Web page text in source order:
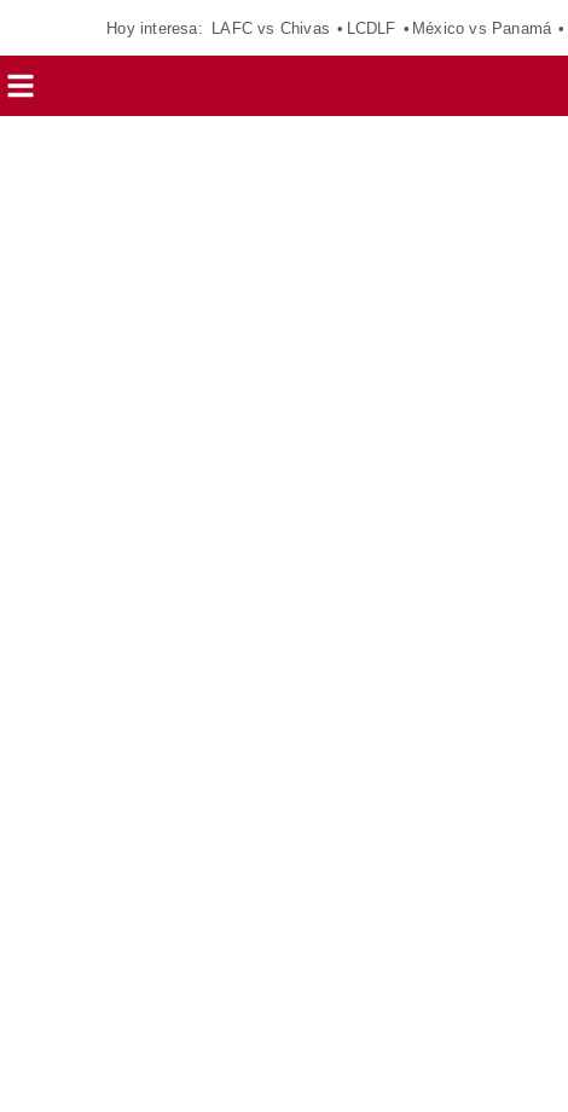
Hoy interesa: LAFC vs Chivas LCDLF México vs Panamá